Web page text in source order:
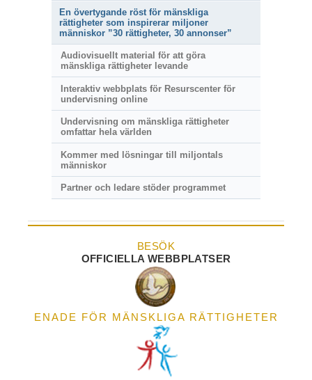
En övertygande röst för mänskliga
rättigheter som inspirerar miljoner
människor ”30 rättigheter, 30 annonser”
Audiovisuellt material för att göra
mänskliga rättigheter levande
Interaktiv webbplats för Resurscenter för
undervisning online
Undervisning om mänskliga rättigheter
omfattar hela världen
Kommer med lösningar till miljontals
människor
Partner och ledare stöder programmet
BESÖK
OFFICIELLA WEBBPLATSER
ENADE FÖR MÄNSKLIGA RÄTTIGHETER